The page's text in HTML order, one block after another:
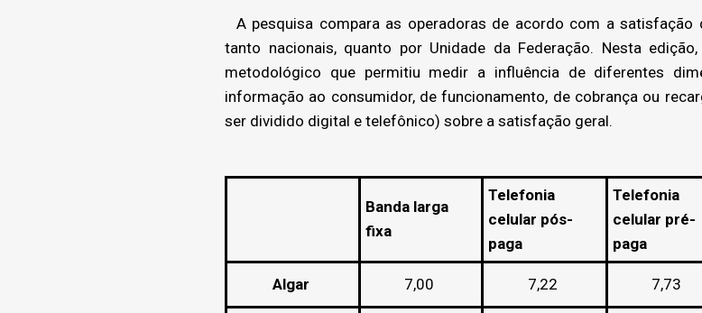
A pesquisa compara as operadoras de acordo com a satisfação
tanto nacionais, quanto por Unidade da Federação. Nesta
metodológico que permitiu medir a influência de diferentes
informação ao consumidor, de funcionamento, de cobrança ou
ser dividido digital e telefônico) sobre a satisfação geral.
Banda larga
fixa
Telefonia
celular pós-
paga
Telefonia
celular pré-
paga
Algar 7,00 7,22 7,73